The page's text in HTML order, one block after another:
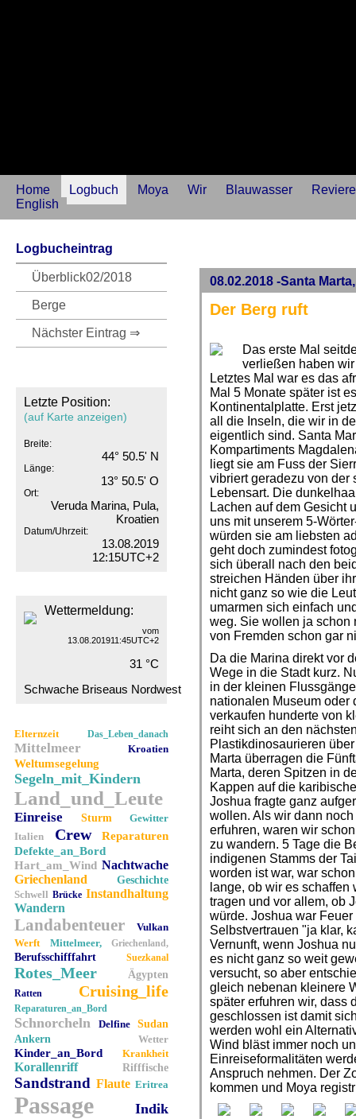
Home Logbuch Moya Wir Blauwasser
Reviere
English
Logbucheintrag
Überblick02/2018
Berge
Nächster Eintrag ⇒
Letzte Position:
(auf Karte anzeigen)
Breite:
44° 50.5' N
Länge:
13° 50.5' O
Ort:
Veruda Marina, Pula,
Kroatien
Datum/Uhrzeit:
13.08.2019
12:15UTC+2
Wettermeldung:
vom
13.08.201911:45UTC+2
31 °C
Schwache Briseaus Nordwest
Elternzeit Das_Leben_danach
Mittelmeer Kroatien
Weltumsegelung
Segeln_mit_Kindern
Land_und_Leute
Einreise Sturm
Gewitter
Italien
Crew
Reparaturen
Defekte_an_Bord
Hart_am_Wind Nachtwache
Griechenland
Geschichte
Schwell Brücke Instandhaltung
Wandern
Landabenteuer
Vulkan
Werft
Mittelmeer, Griechenland,
Berufsschifffahrt Suezkanal
Rotes_Meer Ägypten
Ratten Cruising_life
Reparaturen_an_Bord
Schnorcheln Delfine
Sudan
Ankern
Wetter
Kinder_an_Bord Krankheit
Korallenriff Rifffische
Sandstrand Flaute Eritrea
Passage Indik
08.02.2018 -Santa
Der Berg ruft
Das erste Mal
verließen haben
Letztes Mal war es das
Mal 5 Monate später ist
Kontinentalplatte. Erst
all die Inseln, die wir in
eigentlich sind. Santa
Kompartiments
liegt sie am Fuss der
vibriert geradezu von der
Lebensart. Die
Lachen auf dem Gesicht
uns mit unserem 5-
würden sie am liebsten
geht doch zumindest
sich überall nach den
streichen Händen über
nicht ganz so wie die
umarmen sich einfach
weg. Sie wollen ja schon
von Fremden schon gar
Da die Marina direkt vor
Wege in die Stadt kurz.
in der kleinen
nationalen Museum oder
verkaufen hunderte von
reiht sich an den
Plastikdinosaurieren
Marta überragen die
Marta, deren Spitzen in
Kappen auf die
Joshua fragte ganz
wollen. Als wir dann
erfuhren, waren wir
zu wandern. 5 Tage die
indigenen Stamms der
worden ist war, war
lange, ob wir es
tragen und vor allem, ob
würde. Joshua war
Selbstvertrauen "ja klar,
Vernunft, wenn Joshua
es nicht ganz so weit
versucht, so aber
gleich nebenan kleinere
später erfuhren wir, dass
geschlossen ist damit
werden wohl ein
Wind bläst immer noch
Einreiseformalitäten
Anspruch nehmen. Der
kommen und Moya